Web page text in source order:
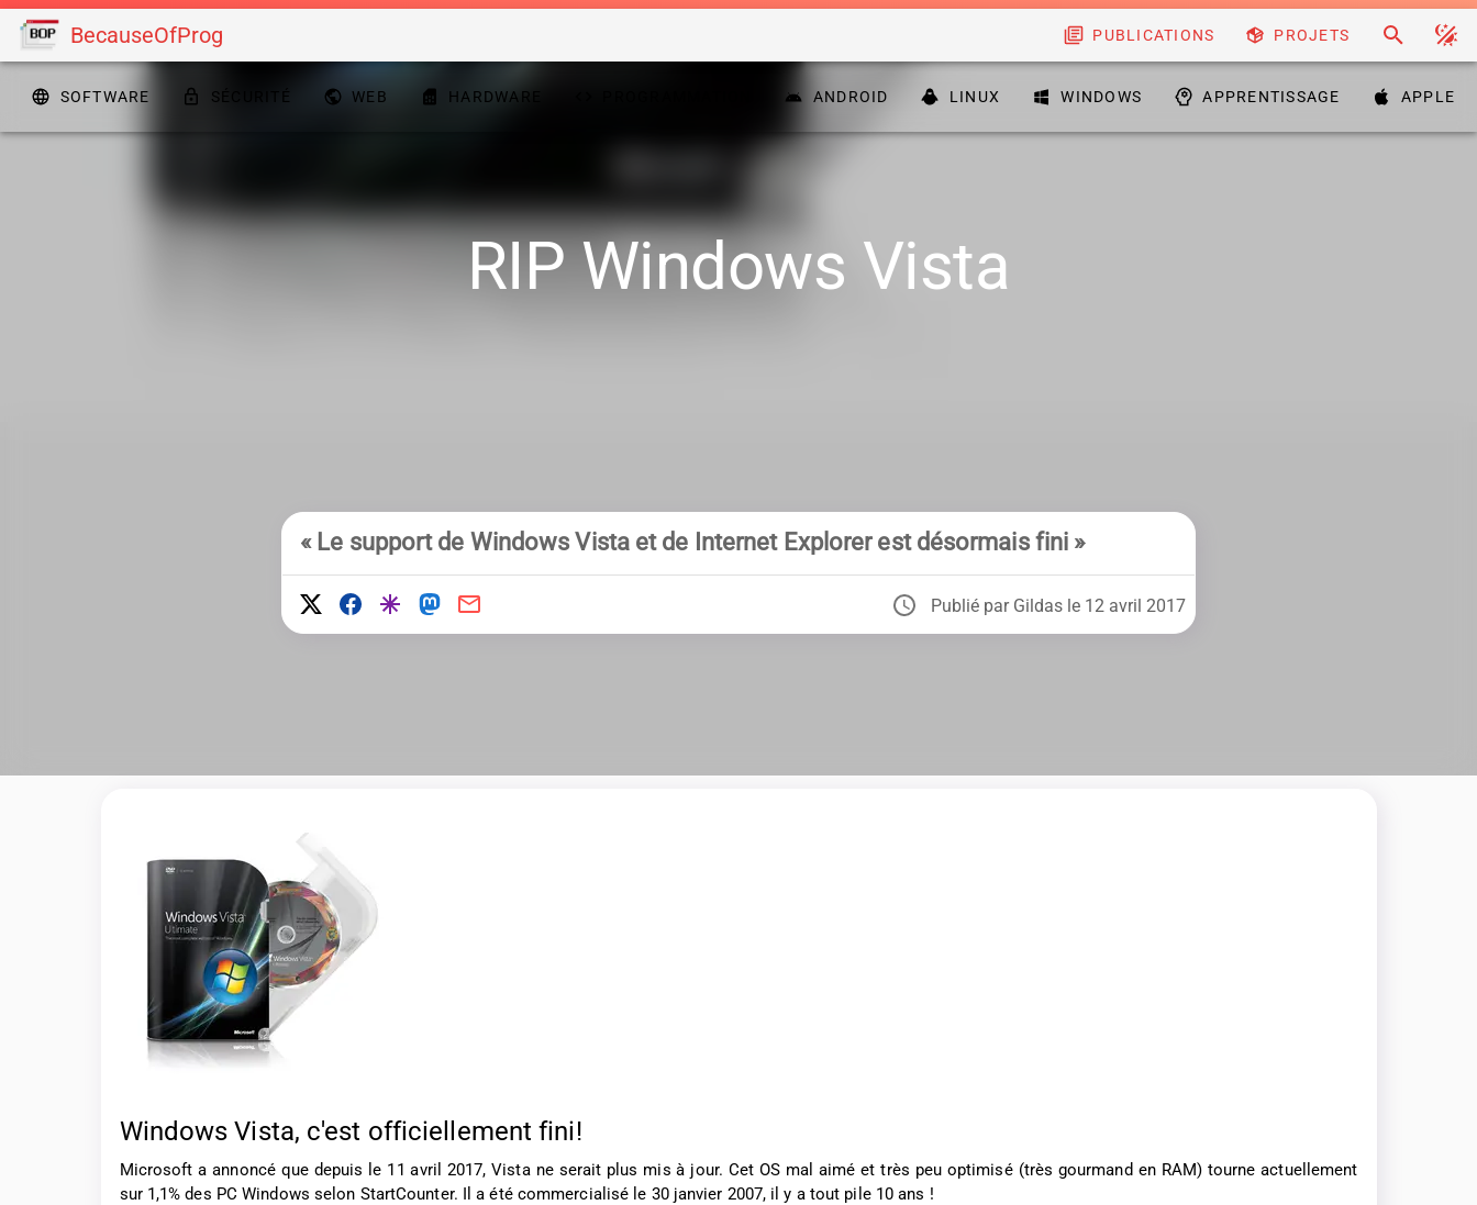
BecauseOfProg PUBLICATIONS PROJETS
SOFTWARE SÉCURITÉ WEB HARDWARE ANDROID LINUX WINDOWS APPRENTISSAGE APPLE
RIP Windows Vista
« Le support de Windows Vista et de Internet Explorer est désormais fini »
Publié par Gildas le 12 avril 2017
Windows Vista, c'est officiellement fini!
Microsoft a annoncé que depuis le 11 avril 2017, Vista ne serait plus mis à jour. Cet OS mal aimé et très peu optimisé (très gourmand en RAM) tourne actuellement
sur 1,1% des PC Windows selon StartCounter. Il a été commercialisé le 30 janvier 2007, il y a tout pile 10 ans !